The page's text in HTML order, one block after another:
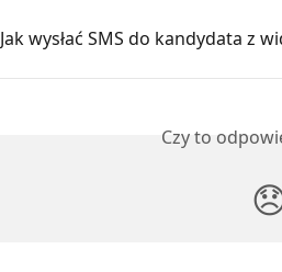
Jak wysłać SMS do kandydata z
Czy to